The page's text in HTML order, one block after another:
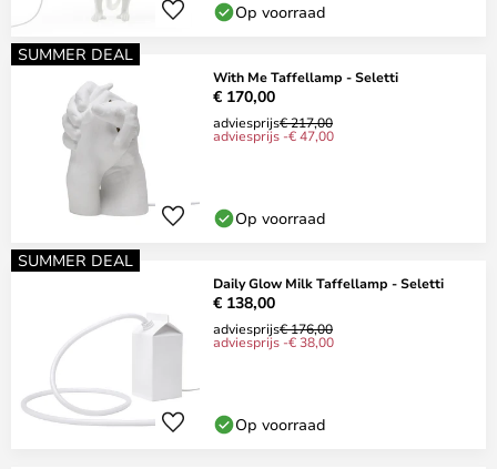
Op voorraad
SUMMER DEAL
With Me Taffellamp - Seletti
€ 170,00
adviesprijs€ 217,00
adviesprijs -€ 47,00
Op voorraad
SUMMER DEAL
Daily Glow Milk Taffellamp - Seletti
€ 138,00
adviesprijs€ 176,00
adviesprijs -€ 38,00
Op voorraad